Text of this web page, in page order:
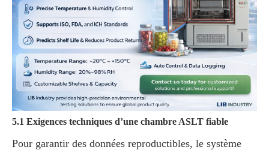
5.1 Exigences techniques d’une chambre ASLT fiable
Pour garantir des données reproductibles, le système